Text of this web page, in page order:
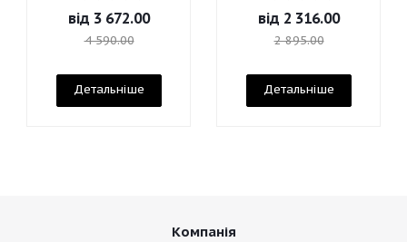
від 3 672.00
4 590.00
Детальніше
від 2 316.00
2 895.00
Детальніше
Компанія